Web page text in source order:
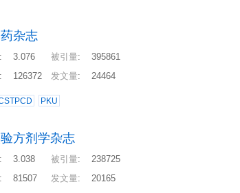
杂志
: 3.076 被引量:
395861
: 126372 发文量: 24464
PKU
方剂学杂志
: 3.038 被引量:
238725
: 81507 发文量: 20165